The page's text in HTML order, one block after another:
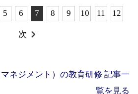
5 6 7 8 9 10 11 12
次
ネジメント）の教育研修 記事一
覧を見る